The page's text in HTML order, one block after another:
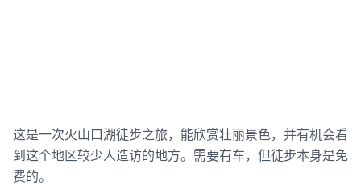
这是一次火山口湖徒步之旅，能欣赏壮丽景色，并有机会看
到这个地区较少人造访的地方。需要有车，但徒步本身是免
费的。